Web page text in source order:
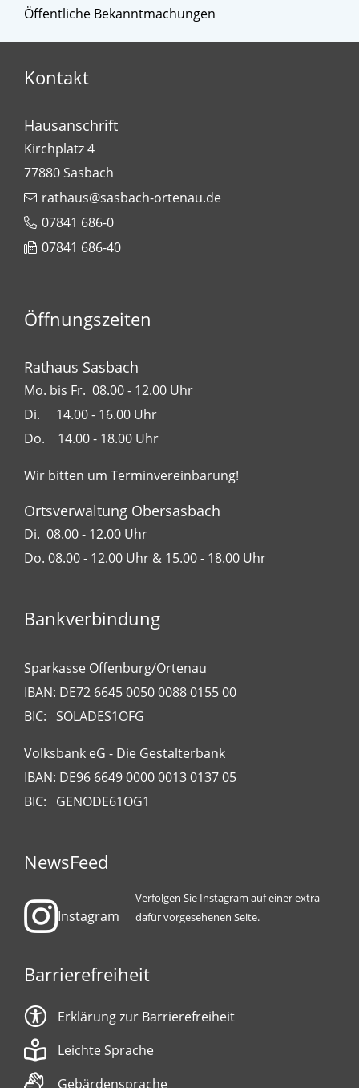
Öffentliche Bekanntmachungen
Kontakt
Hausanschrift
Kirchplatz 4
77880Sasbach
rathaus@sasbach-ortenau.de
07841 686-0
07841 686-40
Öffnungszeiten
Rathaus Sasbach
Mo. bis Fr. 08.00 - 12.00 Uhr
Di. 14.00 - 16.00 Uhr
Do. 14.00 - 18.00 Uhr
Wir bitten um Terminvereinbarung!
Ortsverwaltung Obersasbach
Di. 08.00 - 12.00 Uhr
Do. 08.00 - 12.00 Uhr & 15.00 - 18.00 Uhr
Bankverbindung
Sparkasse Offenburg/Ortenau
IBAN: DE72 6645 0050 0088 0155 00
BIC: SOLADES1OFG
Volksbank eG - Die Gestalterbank
IBAN: DE96 6649 0000 0013 0137 05
BIC: GENODE61OG1
NewsFeed
Instagram
Verfolgen Sie Instagram auf einer extra
dafür vorgesehenen Seite.
Barrierefreiheit
Erklärung zur Barrierefreiheit
Leichte Sprache
Gebärdensprache